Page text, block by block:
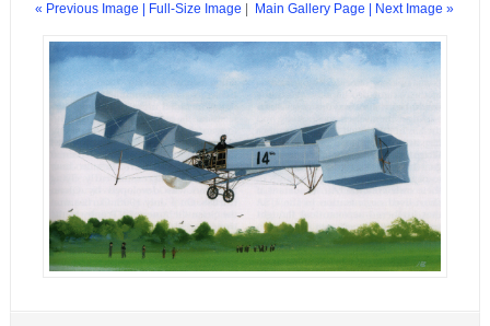
« Previous Image | Full-Size Image Main Gallery Page | Next Image »